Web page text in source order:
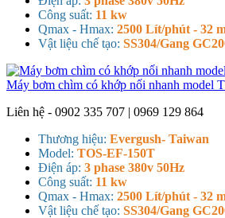
Công suất: 11 kw
Qmax - Hmax: 2500 Lít/phút - 32
Vật liệu chế tạo: SS304/Gang
Máy bơm chìm có khớp nối nhanh model
Liên hệ - 0902 335 707 | 0969 129 864
Thương hiệu: Evergush- Taiwan
Model: TOS-EF-150T
Điện áp: 3 phase 380v 50Hz
Công suất: 11 kw
Qmax - Hmax: 2500 Lít/phút - 32
Vật liệu chế tạo: SS304/Gang